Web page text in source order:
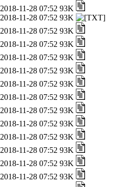
2018-11-28 07:52 93K
2018-11-28 07:52 93K
2018-11-28 07:52 93K
2018-11-28 07:52 93K
2018-11-28 07:52 93K
2018-11-28 07:52 93K
2018-11-28 07:52 93K
2018-11-28 07:52 93K
2018-11-28 07:52 93K
2018-11-28 07:52 93K
2018-11-28 07:52 93K
2018-11-28 07:52 93K
2018-11-28 07:52 93K
2018-11-28 07:52 93K